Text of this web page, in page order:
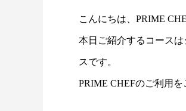
こんにちは、PRIME
本日ご紹介するコース
スです。
PRIME CHEFのご利用